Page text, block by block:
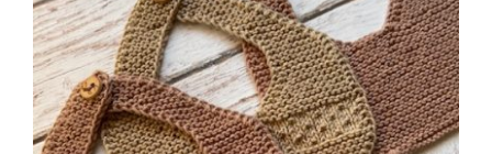
Blog
Contacto
Newsletter